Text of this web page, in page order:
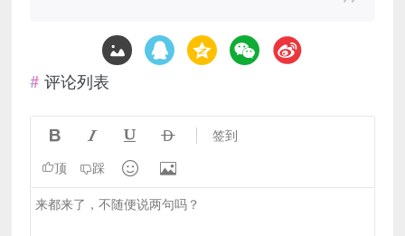
评论列表
    签到
顶 踩  